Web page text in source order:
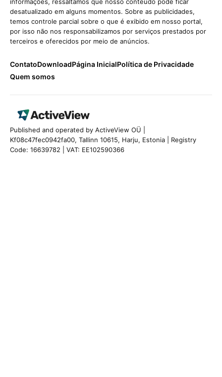
informações, ressaltamos que nosso conteúdo pode ficar
desatualizado em alguns momentos. Sobre as publicidades,
temos controle parcial sobre o que é exibido em nosso portal,
por isso não nos responsabilizamos por serviços prestados por
terceiros e oferecidos por meio de anúncios.
ContatoDownloadPágina InicialPolítica de Privacidade
Quem somos
Published and operated by ActiveView OÜ |
Kf08c47fec0942fa00, Tallinn 10615, Harju, Estonia | Registry
Code: 16639782 | VAT: EE102590366